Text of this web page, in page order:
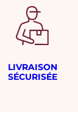
LIVRAISON
SÉCURISÉE